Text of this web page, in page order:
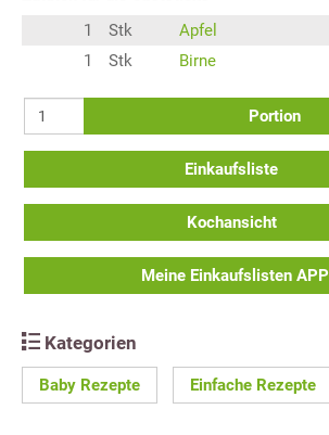
1
Stk
Apfel
1
Stk Birne
Portion
Einkaufsliste
Kochansicht
Meine Einkaufslisten APP
Kategorien
Baby Rezepte Einfache Rezepte